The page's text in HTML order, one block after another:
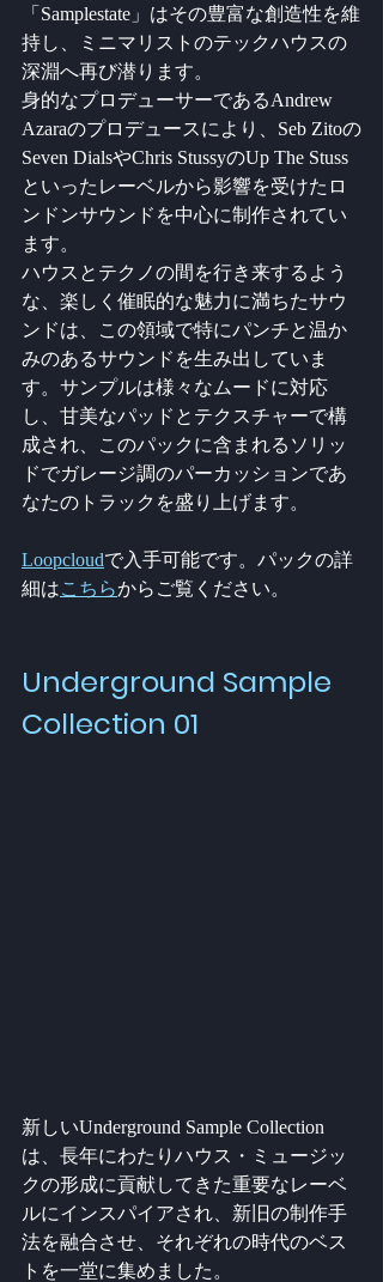
「Samplestate」はその豊富な創造性を維
持し、ミニマリストのテックハウスの
深淵へ再び潜ります。
身的なプロデューサーであるAndrew
Azaraのプロデュースにより、Seb Zitoの
Seven DialsやChris StussyのUp The Stuss
といったレーベルから影響を受けたロ
ンドンサウンドを中心に制作されてい
ます。
ハウスとテクノの間を行き来するよう
な、楽しく催眠的な魅力に満ちたサウ
ンドは、この領域で特にパンチと温か
みのあるサウンドを生み出していま
す。サンプルは様々なムードに対応
し、甘美なパッドとテクスチャーで構
成され、このパックに含まれるソリッ
ドでガレージ調のパーカッションであ
なたのトラックを盛り上げます。
Loopcloudで入手可能です。パックの詳
細はこちらからご覧ください。
Underground Sample
Collection 01
新しいUnderground Sample Collection
は、長年にわたりハウス・ミュージッ
クの形成に貢献してきた重要なレーベ
ルにインスパイアされ、新旧の制作手
法を融合させ、それぞれの時代のベス
トを一堂に集めました。